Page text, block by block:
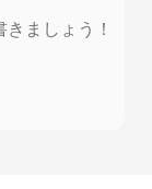
ましょう！